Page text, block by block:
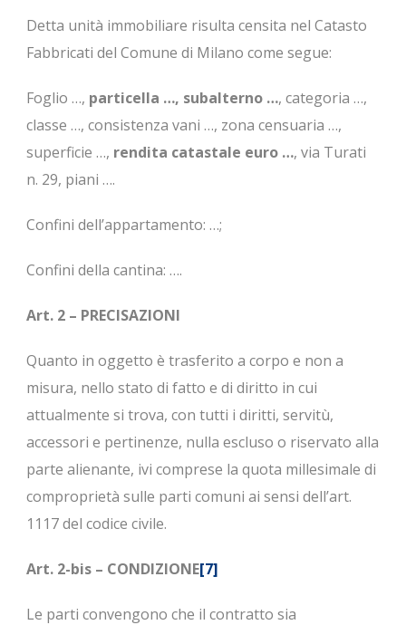
Detta unità immobiliare risulta censita nel Catasto
Fabbricati del Comune di Milano come segue:
Foglio …, particella …, subalterno …, categoria …,
classe …, consistenza vani …, zona censuaria …,
superficie …, rendita catastale euro …, via Turati
n. 29, piani ….
Confini dell’appartamento: …;
Confini della cantina: ….
Art. 2 – PRECISAZIONI
Quanto in oggetto è trasferito a corpo e non a
misura, nello stato di fatto e di diritto in cui
attualmente si trova, con tutti i diritti, servitù,
accessori e pertinenze, nulla escluso o riservato alla
parte alienante, ivi comprese la quota millesimale di
comproprietà sulle parti comuni ai sensi dell’art.
1117 del codice civile.
Art. 2-bis – CONDIZIONE[7]
Le parti convengono che il contratto sia